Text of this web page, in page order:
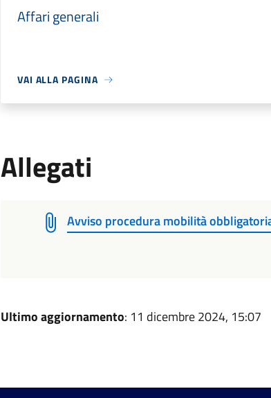
Affari generali
VAI ALLA PAGINA
Allegati
Avviso procedura mobilità
Ultimo aggiornamento: 11 dicembre 2024, 15:07